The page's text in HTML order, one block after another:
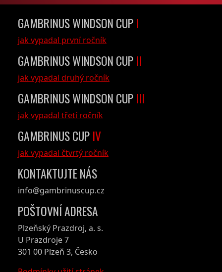
GAMBRINUS WINDSON CUP I
jak vypadal první ročník
GAMBRINUS WINDSON CUP II
jak vypadal druhý ročník
GAMBRINUS WINDSON CUP III
jak vypadal třetí ročník
GAMBRINUS CUP IV
jak vypadal čtvrtý ročník
KONTAKTUJTE NÁS
info@gambrinuscup.cz
POŠTOVNÍ ADRESA
Plzeňský Prazdroj, a. s.
U Prazdroje 7
301 00 Plzeň 3, Česko